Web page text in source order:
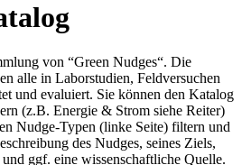
von “Green Nudges“. Die
alle in Laborstudien, Feldversuchen
und evaluiert. Sie können den Katalog
(z.B. Energie & Strom siehe Reiter)
Nudge-Typen (linke Seite) filtern und
des Nudges, seines Ziels,
ggf. eine wissenschaftliche Quelle.